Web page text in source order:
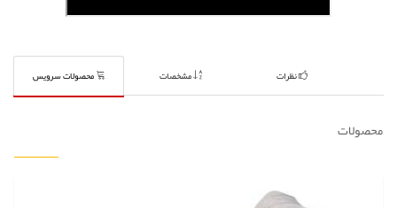
نظرات مشخصات محصولات سرویس
محصولات